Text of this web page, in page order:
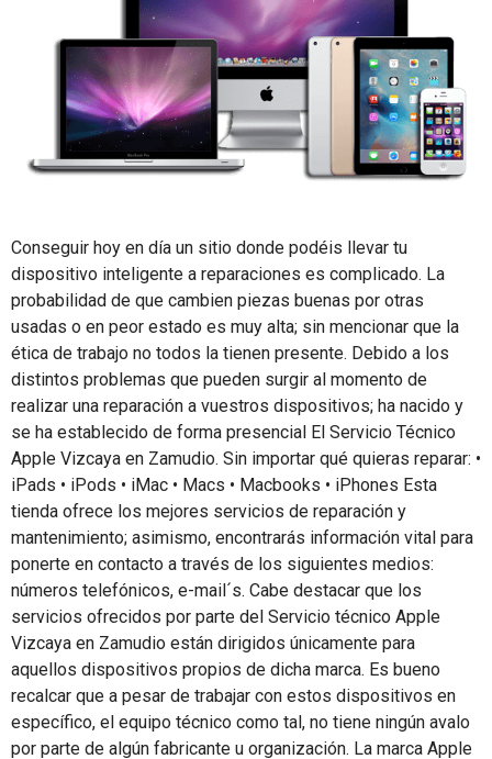
Conseguir hoy en día un sitio donde podéis llevar tu
dispositivo inteligente a reparaciones es complicado. La
probabilidad de que cambien piezas buenas por otras
usadas o en peor estado es muy alta; sin mencionar que la
ética de trabajo no todos la tienen presente. Debido a los
distintos problemas que pueden surgir al momento de
realizar una reparación a vuestros dispositivos; ha nacido y
se ha establecido de forma presencial El Servicio Técnico
Apple Vizcaya en Zamudio. Sin importar qué quieras reparar: •
iPads • iPods • iMac • Macs • Macbooks • iPhones Esta
tienda ofrece los mejores servicios de reparación y
mantenimiento; asimismo, encontrarás información vital para
ponerte en contacto a través de los siguientes medios:
números telefónicos, e-mail´s. Cabe destacar que los
servicios ofrecidos por parte del Servicio técnico Apple
Vizcaya en Zamudio están dirigidos únicamente para
aquellos dispositivos propios de dicha marca. Es bueno
recalcar que a pesar de trabajar con estos dispositivos en
específico, el equipo técnico como tal, no tiene ningún avalo
por parte de algún fabricante u organización. La marca Apple